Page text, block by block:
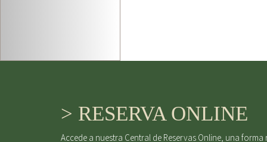
> RESERVA ONLINE
Accede a nuestra Central de Reservas Online, una